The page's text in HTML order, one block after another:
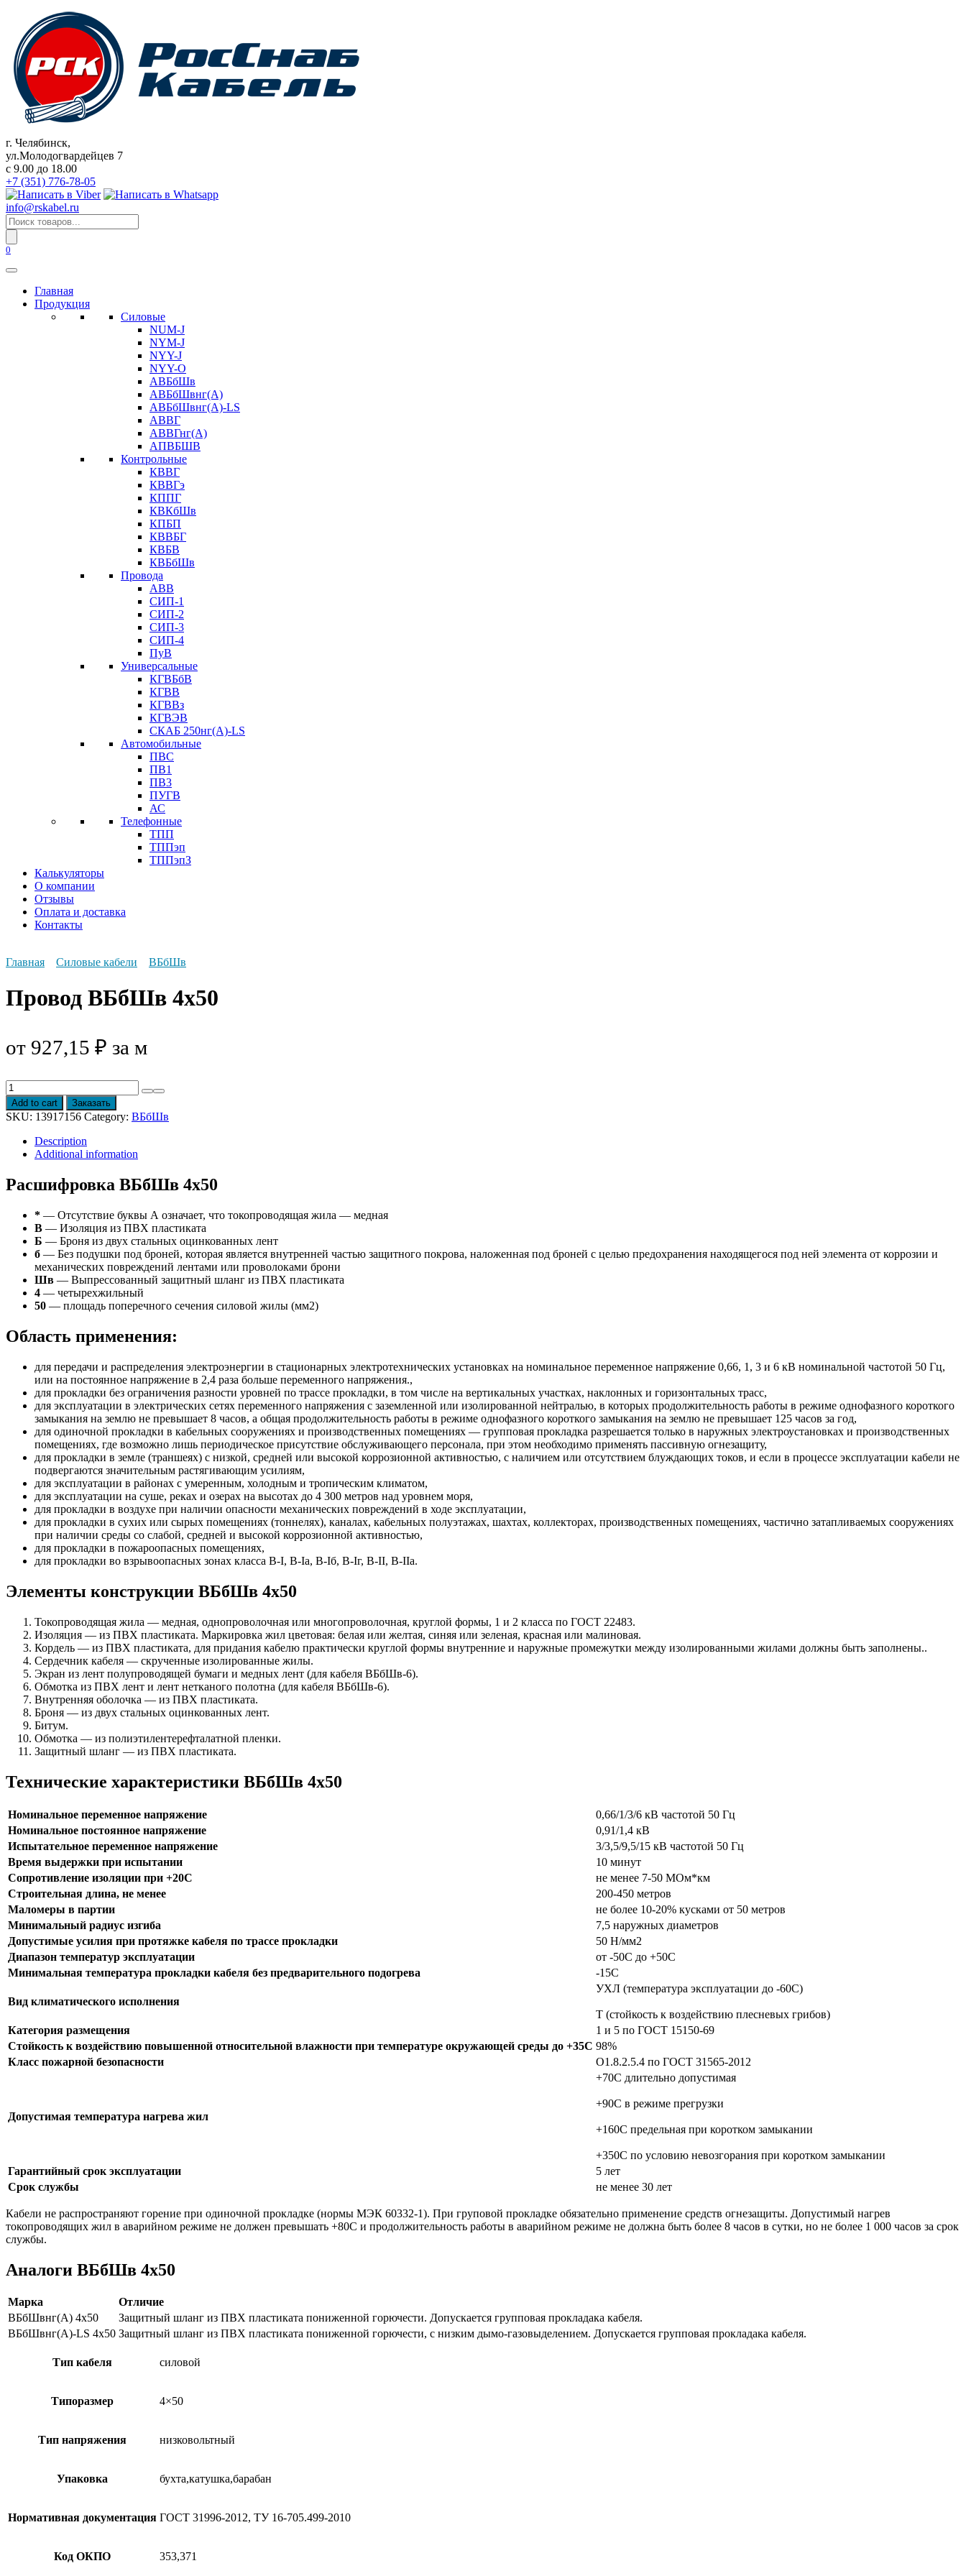
содержанию
г. Челябинск,
ул.Молодогвардейцев 7
c 9.00 до 18.00
+7 (351) 776-78-05
info@rskabel.ru
Поиск
товаров
0
Главная
Продукция
Силовые
NUM-J
NYM-J
NYY-J
NYY-O
АВБбШв
АВБбШвнг(А)
АВБбШвнг(А)-LS
АВВГ
АВВГнг(А)
АПВБШВ
Контрольные
КВВГ
КВВГэ
КППГ
КВКбШв
КПБП
КВВБГ
КВБВ
КВБбШв
Провода
АВВ
СИП-1
СИП-2
СИП-3
СИП-4
ПуВ
Универсальные
КГВБбВ
КГВВ
КГВВз
КГВЭВ
СКАБ 250нг(А)-LS
Автомобильные
ПВС
ПВ1
ПВ3
ПУГВ
АС
Телефонные
ТПП
ТППэп
ТППэпЗ
Калькуляторы
О компании
Отзывы
Оплата и доставка
Контакты
Главная Силовые кабели ВБбШв
Провод ВБбШв 4х50
от 927,15 ₽ за м
Провод
ВБбШв
4х50
quantity
Add to cart Заказать
SKU: 13917156 Category: ВБбШв
Description
Additional information
Расшифровка ВБбШв 4х50
* — Отсутствие буквы А означает, что токопроводящая жила — медная
В — Изоляция из ПВХ пластиката
Б — Броня из двух стальных оцинкованных лент
б — Без подушки под броней, которая является внутренней частью защитного покрова, наложенная под броней с целью предохранения находящегося под ней элемента от коррозии и
механических повреждений лентами или проволоками брони
Шв — Выпрессованный защитный шланг из ПВХ пластиката
4 — четырехжильный
50 — площадь поперечного сечения силовой жилы (мм2)
Область применения:
для передачи и распределения электроэнергии в стационарных электротехнических установках на номинальное переменное напряжение 0,66, 1, 3 и 6 кВ номинальной частотой 50 Гц,
или на постоянное напряжение в 2,4 раза больше переменного напряжения.,
для прокладки без ограничения разности уровней по трассе прокладки, в том числе на вертикальных участках, наклонных и горизонтальных трасс,
для эксплуатации в электрических сетях переменного напряжения с заземленной или изолированной нейтралью, в которых продолжительность работы в режиме однофазного короткого
замыкания на землю не превышает 8 часов, а общая продолжительность работы в режиме однофазного короткого замыкания на землю не превышает 125 часов за год,
для одиночной прокладки в кабельных сооружениях и производственных помещениях — групповая прокладка разрешается только в наружных электроустановках и производственных
помещениях, где возможно лишь периодическое присутствие обслуживающего персонала, при этом необходимо применять пассивную огнезащиту,
для прокладки в земле (траншеях) с низкой, средней или высокой коррозионной активностью, с наличием или отсутствием блуждающих токов, и если в процессе эксплуатации кабели не
подвергаются значительным растягивающим усилиям,
для эксплуатации в районах с умеренным, холодным и тропическим климатом,
для эксплуатации на суше, реках и озерах на высотах до 4 300 метров над уровнем моря,
для прокладки в воздухе при наличии опасности механических повреждений в ходе эксплуатации,
для прокладки в сухих или сырых помещениях (тоннелях), каналах, кабельных полуэтажах, шахтах, коллекторах, производственных помещениях, частично затапливаемых сооружениях
при наличии среды со слабой, средней и высокой коррозионной активностью,
для прокладки в пожароопасных помещениях,
для прокладки во взрывоопасных зонах класса B-I, B-Iа, B-Iб, B-Iг, В-II, В-IIа.
Элементы конструкции ВБбШв 4х50
Токопроводящая жила — медная, однопроволочная или многопроволочная, круглой формы, 1 и 2 класса по ГОСТ 22483.
Изоляция — из ПВХ пластиката. Маркировка жил цветовая: белая или желтая, синяя или зеленая, красная или малиновая.
Кордель — из ПВХ пластиката, для придания кабелю практически круглой формы внутренние и наружные промежутки между изолированными жилами должны быть заполнены..
Сердечник кабеля — скрученные изолированные жилы.
Экран из лент полупроводящей бумаги и медных лент (для кабеля ВБбШв-6).
Обмотка из ПВХ лент и лент нетканого полотна (для кабеля ВБбШв-6).
Внутренняя оболочка — из ПВХ пластиката.
Броня — из двух стальных оцинкованных лент.
Битум.
Обмотка — из полиэтилентерефталатной пленки.
Защитный шланг — из ПВХ пластиката.
Технические характеристики ВБбШв 4х50
Номинальное переменное напряжение
0,66/1/3/6 кВ частотой 50 Гц
Номинальное постоянное напряжение
0,91/1,4 кВ
Испытательное переменное напряжение
3/3,5/9,5/15 кВ частотой 50 Гц
Время выдержки при испытании
10 минут
Сопротивление изоляции при +20С
не менее 7-50 МОм*км
Строительная длина, не менее
200-450 метров
Маломеры в партии
не более 10-20% кусками от 50 метров
Минимальный радиус изгиба
7,5 наружных диаметров
Допустимые усилия при протяжке кабеля по трассе прокладки
50 Н/мм2
Диапазон температур эксплуатации
от -50С до +50С
Минимальная температура прокладки кабеля без предварительного подогрева
-15С
Вид климатического исполнения
УХЛ (температура эксплуатации до -60С)
Т (стойкость к воздействию плесневых грибов)
Категория размещения
1 и 5 по ГОСТ 15150-69
Стойкость к воздействию повышенной относительной влажности при температуре окружающей среды до +35C 98%
Класс пожарной безопасности
О1.8.2.5.4 по ГОСТ 31565-2012
Допустимая температура нагрева жил
+70C длительно допустимая
+90C в режиме прегрузки
+160C предельная при коротком замыкании
+350C по условию невозгорания при коротком замыкании
Гарантийный срок эксплуатации
5 лет
Срок службы
не менее 30 лет
Кабели не распространяют горение при одиночной прокладке (нормы МЭК 60332-1). При груповой прокладке обязательно применение средств огнезащиты. Допустимый нагрев
токопроводящих жил в аварийном режиме не должен превышать +80С и продолжительность работы в аварийном режиме не должна быть более 8 часов в сутки, но не более 1 000 часов за срок
службы.
Аналоги ВБбШв 4х50
Марка
Отличие
ВБбШвнг(А) 4х50
Защитный шланг из ПВХ пластиката пониженной горючести. Допускается групповая прокладака кабеля.
ВБбШвнг(А)-LS 4х50 Защитный шланг из ПВХ пластиката пониженной горючести, с низким дымо-газовыделением. Допускается групповая прокладака кабеля.
Тип кабеля силовой
Типоразмер 4×50
Тип напряжения низковольтный
Упаковка бухта,катушка,барабан
Нормативная документация ГОСТ 31996-2012, ТУ 16-705.499-2010
Код ОКПО 353,371